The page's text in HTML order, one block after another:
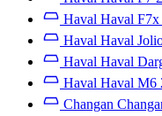
Haval Haval F7x
Haval Haval
Haval Haval
Haval Haval M6
Changan